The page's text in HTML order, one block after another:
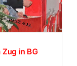
in BG